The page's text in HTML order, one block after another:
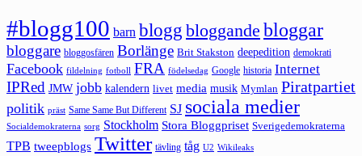
#blogg100 barn blogg bloggande bloggar
bloggare bloggosfären Borlänge Brit Stakston deepedition demokrati
Facebook fildelning fotboll FRA födelsedag Google historia Internet
IPRed JMW jobb kalendern livet media musik Mymlan Piratpartiet
politik präst Same Same But Different SJ sociala medier
Socialdemokraterna sorg Stockholm Stora Bloggpriset Sverigedemokraterna
TPB tweepblogs Twitter tävling tåg U2 Wikileaks